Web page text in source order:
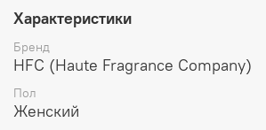
быстрого обогащения, удачей и
отображение в оформлении флакона
образа «колеса фортуны» и солнца.
Чистыми и изысканными зелеными
гальбанума, чувственным запахом
иланга (природного афродизиака) и
Характеристики
Бренд
HFC (Haute Fragrance Company)
Пол
Женский